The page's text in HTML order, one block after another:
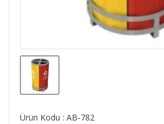
Ürün Kodu : AB-782